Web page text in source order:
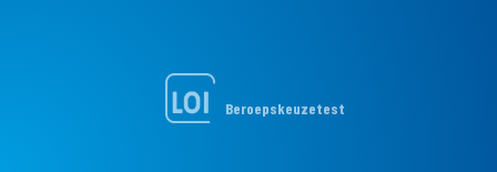
Beroepskeuzetest